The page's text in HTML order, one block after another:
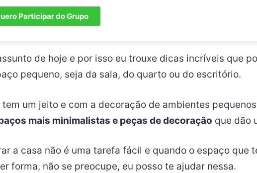
Participar do Grupo
de hoje e por isso eu trouxe dicas incríveis que
pequeno, seja da sala, do quarto ou do escritório.
um jeito e com a decoração de ambientes
mais minimalistas e peças de decoração que dão
a casa não é uma tarefa fácil e quando o espaço
forma, não se preocupe, eu posso te ajudar nessa.